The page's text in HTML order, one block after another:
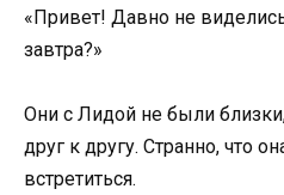
«Привет! Давно не
завтра?»
Они с Лидой не были
друг к другу. Странно, что
встретиться.